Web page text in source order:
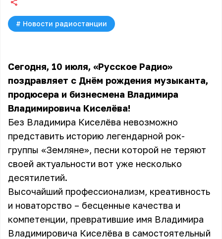
# Новости радиостанции
Сегодня, 10 июля, «Русское Радио»
поздравляет с Днём рождения музыканта,
продюсера и бизнесмена Владимира
Владимировича Киселёва!
Без Владимира Киселёва невозможно
представить историю легендарной рок-
группы «Земляне», песни которой не теряют
своей актуальности вот уже несколько
десятилетий.
Высочайший профессионализм, креативность
и новаторство – бесценные качества и
компетенции, превратившие имя Владимира
Владимировича Киселёва в самостоятельный